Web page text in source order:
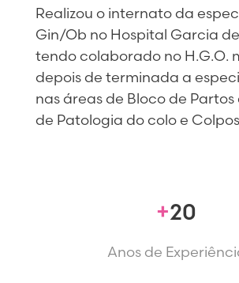
Realizou o internato da
Gin/Ob no Hospital Garcia
tendo colaborado no H.G.O.
depois de terminada a
nas áreas de Bloco de
de Patologia do colo e
20
Anos de